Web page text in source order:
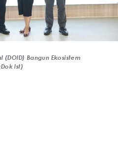
(DOID) Bangun Ekosistem
Ist)